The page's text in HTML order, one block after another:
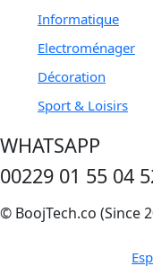
Informatique
Electroménager
Décoration
Sport & Loisirs
WHATSAPP
00229 01 55 04
© BoojTech.co (Since